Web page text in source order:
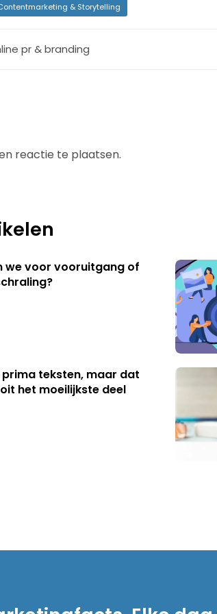
& Storytelling
pr & branding
reactie te plaatsen.
we voor vooruitgang of
teksten, maar dat
het moeilijkste deel